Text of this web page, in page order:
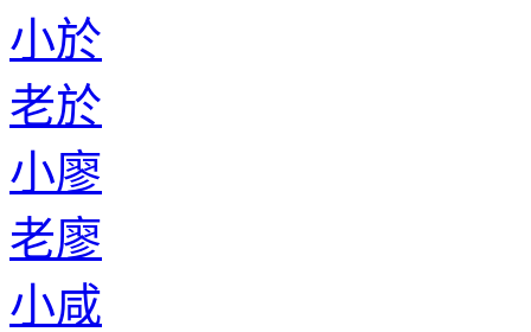
小於
老於
小廖
老廖
小咸